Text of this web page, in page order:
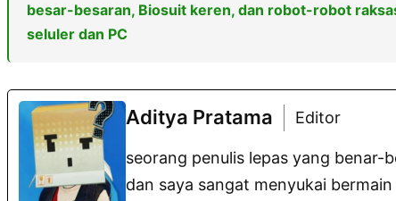
besar-besaran, Biosuit keren, dan robot-robot
seluler dan PC
Aditya Pratama Editor
seorang penulis lepas yang benar-
dan saya sangat menyukai